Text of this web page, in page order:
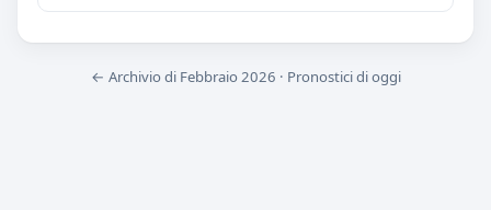
← Archivio di Febbraio 2026 · Pronostici di oggi